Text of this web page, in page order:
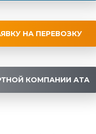
НА ПЕРЕВОЗКУ
КОМПАНИИ АТА